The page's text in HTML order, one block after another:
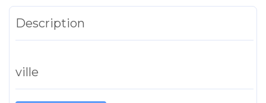
Description
ville